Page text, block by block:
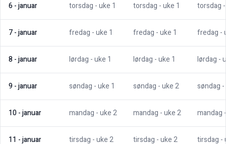
6-januar torsdag - uke 1 torsdag - uke 1 torsdag
7-januar fredag - uke 1 fredag - uke 1 fredag -
8-januar lørdag - uke 1 lørdag - uke 1 lørdag -
9-januar søndag - uke 1 søndag - uke2 søndag
10-januar mandag - uke2 mandag - uke2 mandag
11 -januar tirsdag - uke2 tirsdag - uke2 tirsdag -